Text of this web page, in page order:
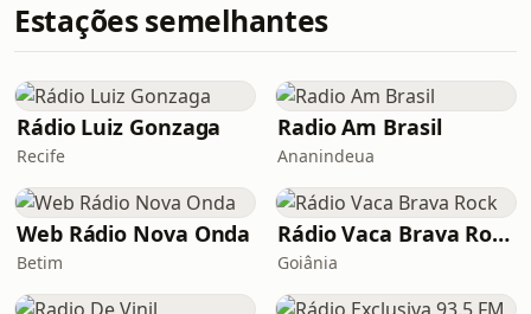
Estações semelhantes
Rádio Luiz Gonzaga
Recife
Radio Am Brasil
Ananindeua
Web Rádio Nova Onda
Betim
Rádio Vaca Brava Rock
Goiânia